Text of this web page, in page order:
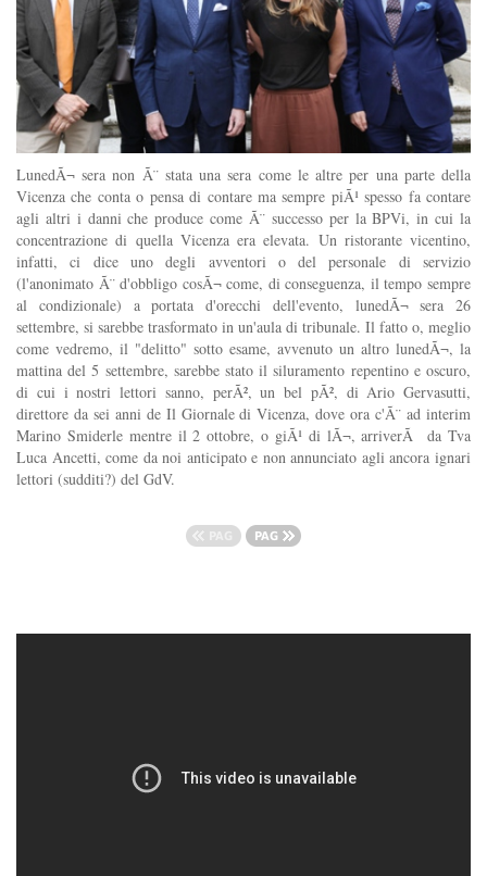
LunedÃ¬ sera non Ã¨ stata una sera come le altre per una parte della
Vicenza che conta o pensa di contare ma sempre piÃ¹ spesso fa contare
agli altri i danni che produce come Ã¨ successo per la BPVi, in cui la
concentrazione di quella Vicenza era elevata. Un ristorante vicentino,
infatti, ci dice uno degli avventori o del personale di servizio
(l'anonimato Ã¨ d'obbligo cosÃ¬ come, di conseguenza, il tempo sempre
al condizionale) a portata d'orecchi dell'evento, lunedÃ¬ sera 26
settembre, si sarebbe trasformato in un'aula di tribunale. Il fatto o, meglio
come vedremo, il "delitto" sotto esame, avvenuto un altro lunedÃ¬, la
mattina del 5 settembre, sarebbe stato il siluramento repentino e oscuro,
di cui i nostri lettori sanno, perÃ², un bel pÃ², di Ario Gervasutti,
direttore da sei anni de Il Giornale di Vicenza, dove ora c'Ã¨ ad interim
Marino Smiderle mentre il 2 ottobre, o giÃ¹ di lÃ¬, arriverÃ da Tva
Luca Ancetti, come da noi anticipato e non annunciato agli ancora ignari
lettori (sudditi?) del GdV.